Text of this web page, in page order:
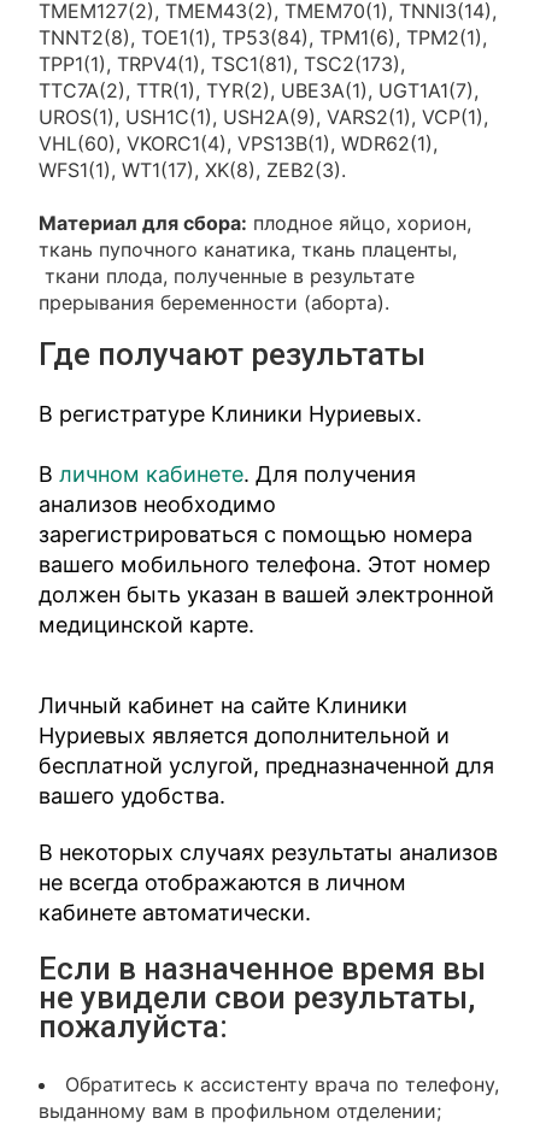
TMEM127(2), TMEM43(2), TMEM70(1), TNNI3(14),
TNNT2(8), TOE1(1), TP53(84), TPM1(6), TPM2(1),
TPP1(1), TRPV4(1), TSC1(81), TSC2(173),
TTC7A(2), TTR(1), TYR(2), UBE3A(1), UGT1A1(7),
UROS(1), USH1C(1), USH2A(9), VARS2(1), VCP(1),
VHL(60), VKORC1(4), VPS13B(1), WDR62(1),
WFS1(1), WT1(17), XK(8), ZEB2(3).
Материал для сбора: плодное яйцо, хорион,
ткань пупочного канатика, ткань плаценты,
ткани плода, полученные в результате
прерывания беременности (аборта).
Где получают результаты
В регистратуре Клиники Нуриевых.
Вличном кабинете. Для получения
анализов необходимо
зарегистрироваться с помощью номера
вашего мобильного телефона. Этот номер
должен быть указан в вашей электронной
медицинской карте.
Личный кабинет на сайте Клиники
Нуриевых является дополнительной и
бесплатной услугой, предназначенной для
вашего удобства.
В некоторых случаях результаты анализов
не всегда отображаются в личном
кабинете автоматически.
Если в назначенное время вы
не увидели свои результаты,
пожалуйста:
Обратитесь к ассистенту врача по телефону,
выданному вам в профильном отделении;